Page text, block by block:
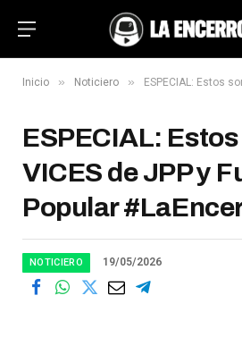
Inicio » Noticiero » ESPECIAL: Estos son los
ESPECIAL:
VICES de JPP y
Popular
NOTICIERO 19/05/2026